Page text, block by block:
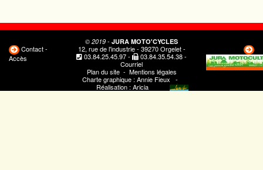
Contact -
Accès
© 2019 - JURA MOTO'CYCLES
12, rue de l'industrie - 39270 Orgelet -
03.84.25.45.97- 03.84.35.54.38-
Courriel
Plan du site- Mentions légales
Charte graphique : Annie Fieux -
Réalisation : Aricia